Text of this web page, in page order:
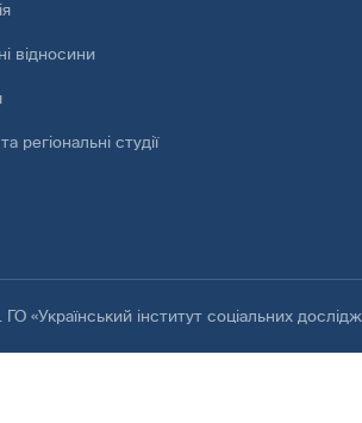
відносини
регіональні студії
«Український інститут соціальних